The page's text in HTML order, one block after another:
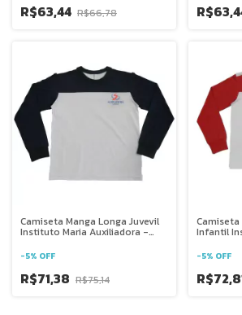
R$63,44 R$66,78
Camiseta Manga Longa Juvevil
Instituto Maria Auxiliadora -
-5% OFF
R$71,38 R$75,14
Camiseta
Infantil
-5% OFF